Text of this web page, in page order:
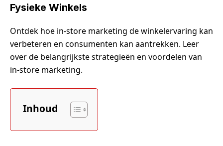
Fysieke Winkels
Ontdek hoe in-store marketing de winkelervaring kan
verbeteren en consumenten kan aantrekken. Leer
over de belangrijkste strategieën en voordelen van
in-store marketing.
Inhoud